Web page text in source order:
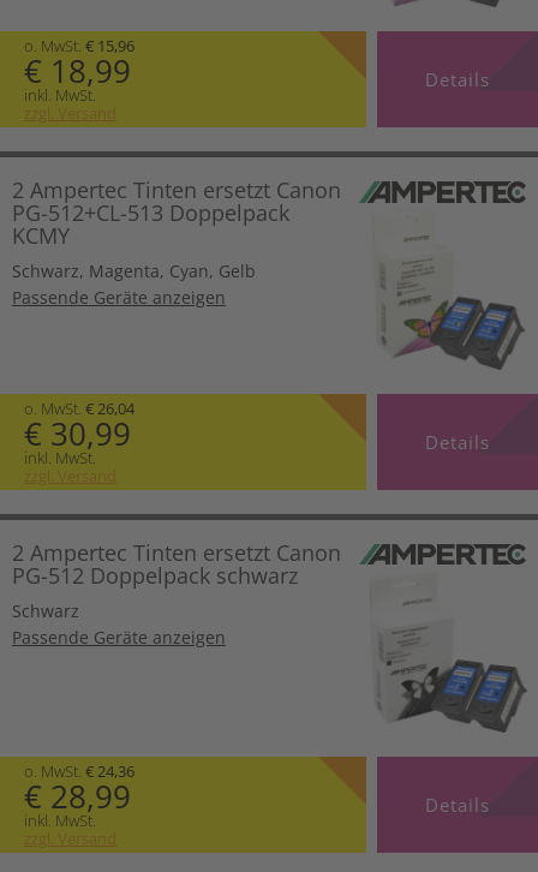
o. MwSt. € 15,96
€ 18,99
inkl. MwSt.
zzgl. Versand
Details
2 Ampertec Tinten ersetzt Canon
PG-512+CL-513 Doppelpack
KCMY
Schwarz, Magenta, Cyan, Gelb
Passende Geräte anzeigen
o. MwSt. € 26,04
€ 30,99
inkl. MwSt.
zzgl. Versand
Details
2 Ampertec Tinten ersetzt Canon
PG-512 Doppelpack schwarz
Schwarz
Passende Geräte anzeigen
o. MwSt. € 24,36
€ 28,99
inkl. MwSt.
zzgl. Versand
Details